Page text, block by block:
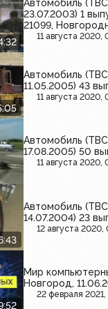
Автомобиль
23.07.2003) 1
21099,
замена шаровой
11 августа 2020,
Автомобиль
11.05.2005) 43
11 августа 2020,
Автомобиль
17.08.2005) 50
11 августа 2020,
Автомобиль
14.07.2004) 23
12 августа 2020,
Мир
Новгород,
22 февраля 2021,